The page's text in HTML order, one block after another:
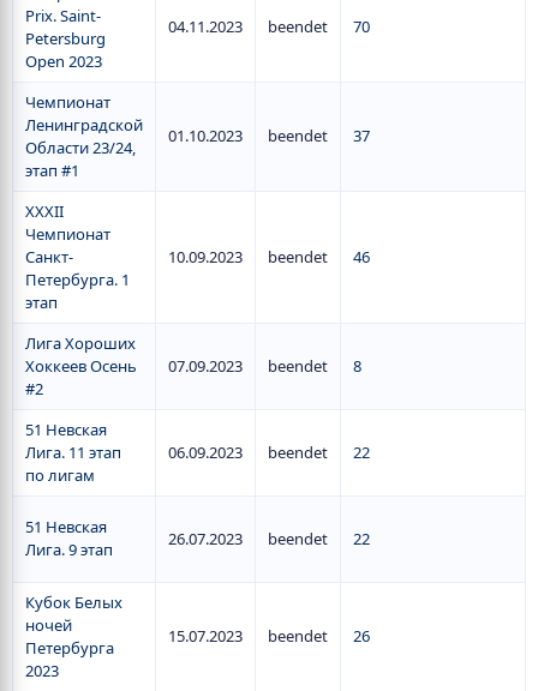
Prix. Saint-
Petersburg
Open 2023
04.11.2023 beendet 70
Чемпионат
Ленинградской
Области 23/24,
этап #1
01.10.2023 beendet 37
ХХХII
Чемпионат
Санкт-
Петербурга. 1
этап
10.09.2023 beendet 46
Лига Хороших
Хоккеев Осень
#2
07.09.2023 beendet 8
51 Невская
Лига. 11 этап
по лигам
06.09.2023 beendet 22
51 Невская
Лига. 9 этап
26.07.2023 beendet 22
Кубок Белых
ночей
Петербурга
2023
15.07.2023 beendet 26